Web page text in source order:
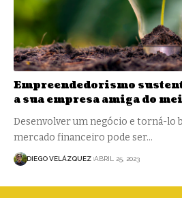
Empreendedorismo
a sua empresa amiga do
Desenvolver um negócio e torná-lo
mercado financeiro pode ser…
DIEGO VELÁZQUEZ ABRIL 25, 2023